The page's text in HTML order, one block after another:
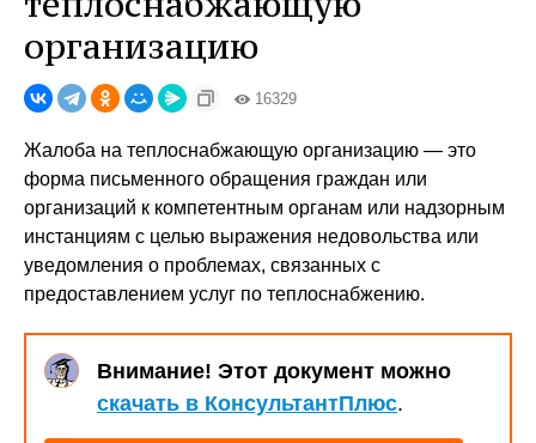
организацию
16329
Жалоба на теплоснабжающую организацию — это
форма письменного обращения граждан или
организаций к компетентным органам или надзорным
инстанциям с целью выражения недовольства или
уведомления о проблемах, связанных с
предоставлением услуг по теплоснабжению.
Внимание! Этот документ можно
скачать в КонсультантПлюс.